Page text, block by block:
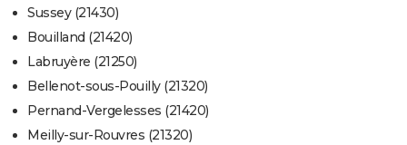
Sussey (21430)
Bouilland (21420)
Labruyère (21250)
Bellenot-sous-Pouilly (21320)
Pernand-Vergelesses (21420)
Meilly-sur-Rouvres (21320)